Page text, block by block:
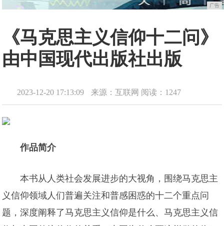
广告
《马克思主义信仰十二问》
由中国现代出版社出版
2023-12-20 17:13:09 来源：互联网 阅读：1247
作品简介
本书从人类社会发展进步的大视角，围绕马克思主
义信仰领域人们普遍关注和普感困惑的十二个重点问
题，深度阐释了马克思主义信仰是什么、马克思主义信